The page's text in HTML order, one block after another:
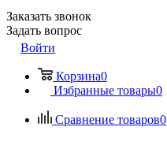
Заказать звонок
Задать вопрос
Войти
Корзина0
Избранные товары0
Сравнение товаров0